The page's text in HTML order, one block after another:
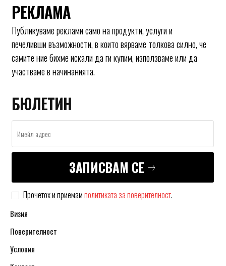
РЕКЛАМА
Публикуваме реклами само на продукти, услуги и
печеливши възможности, в които вярваме толкова силно, че
самите ние бихме искали да ги купим, използваме или да
участваме в начинанията.
БЮЛЕТИН
ЗАПИСВАМ СЕ
Прочетох и приемамполитиката за поверителност.
Визия
Поверителност
Условия